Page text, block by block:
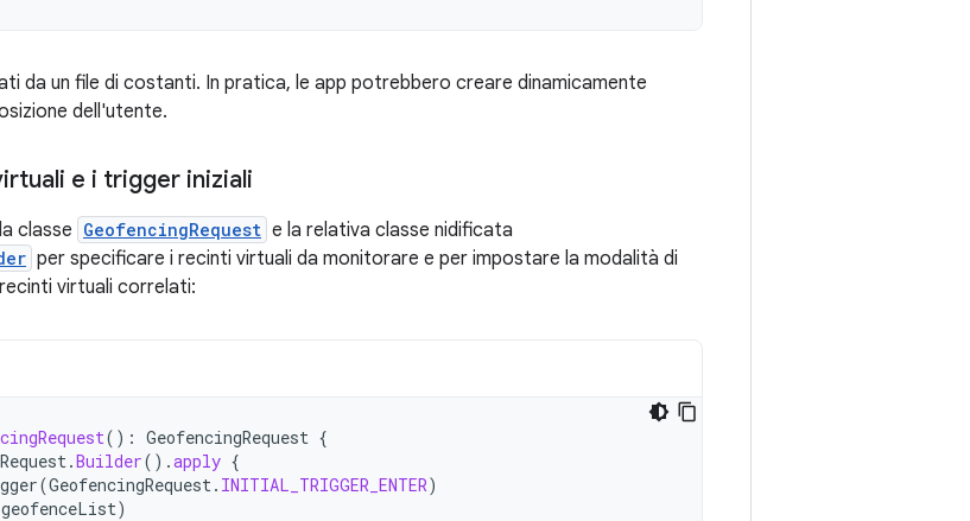
da un file di costanti. In pratica, le app potrebbero creare dinamicamente
dell'utente.
e i trigger iniziali
classe GeofencingRequest e la relativa classe nidificata
per specificare i recinti virtuali da monitorare e per impostare la modalità di
virtuali correlati:
(): GeofencingRequest {
.Builder().apply {
(GeofencingRequest. INITIAL_TRIGGER_ENTER)
geofenceList)